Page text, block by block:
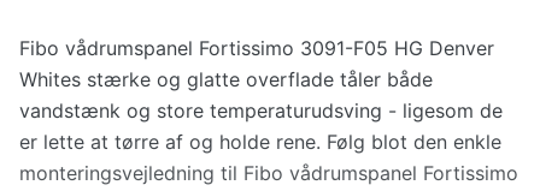
Fibo vådrumspanel Fortissimo 3091-F05 HG Denver
Whites stærke og glatte overflade tåler både
vandstænk og store temperaturudsving - ligesom de
er lette at tørre af og holde rene. Følg blot den enkle
monteringsvejledning til Fibo vådrumspanel Fortissimo